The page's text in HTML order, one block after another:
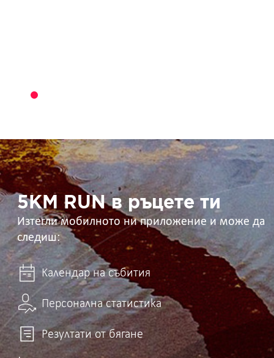
5KM
RUN
в
ръцете
ти 5KM RUN в ръцете ти
Изтегли мобилното ни приложение и може да
следиш:
Календар на събития
Персонална статистика
Резултати от бягане